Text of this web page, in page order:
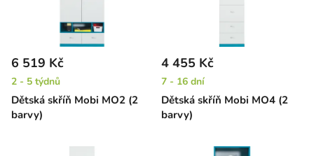
Dětská skříň Mobi MO2 (2
barvy)
6 519 Kč
2 - 5 týdnů
Dětská skříň Mobi MO4 (2
barvy)
4 455 Kč
7 - 16 dní